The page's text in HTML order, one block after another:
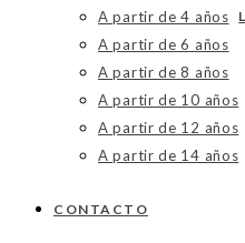
A partir de 4 años
A partir de 6 años
A partir de 8 años
A partir de 10 años
A partir de 12 años
A partir de 14 años
CONTACTO